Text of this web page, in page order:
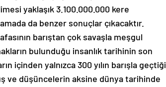
yaklaşık 3.100.000.000 kere
da benzer sonuçlar çıkacaktır.
barıştan çok savaşla meşgul
bulunduğu insanlık tarihinin son
içinden yalnızca 300 yılın barışla geçtiği
ve düşüncelerin aksine dünya tarihinde